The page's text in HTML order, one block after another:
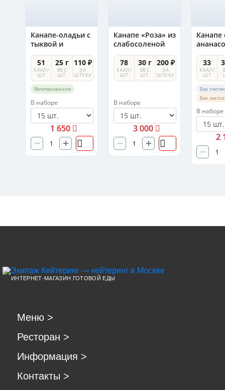
Канапе-оладьи с
тыквой и
сливочным
сыром
51
ККАЛ/
ШТ
25 г
ВЕС
ШТ.
110 ₽
ЗА
ШТУКУ
Вегетарианское
В наборе
1 650
Канапе «Роза» из
слабосоленой
семги
78
ККАЛ/
ШТ
30 г
ВЕС
ШТ.
200 ₽
ЗА
ШТУКУ
В наборе
3 000
Канапе
33
ККАЛ/
ШТ
Без
Без
В наборе
2
ИНТЕРНЕТ-МАГАЗИН ГОТОВОЙ ЕДЫ
Меню >
Ресторан >
Информация >
Контакты >